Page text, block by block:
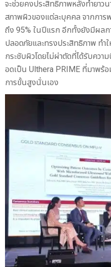
จะช่วยคงประสิทธิภาพหลังทำยา
สภาพผิวของแต่ละบุคคล จากการ
ถึง 95% ในปีแรก อีกทั้งยังมีผล
ปลอดภัยและทรงประสิทธิภาพ ทำ
กระชับผิวโดยไม่ผ่าตัดที่ได้รับคว
อดเป็น Ulthera PRIME ที่มาพร้
การขั้นสูงนั่นเอง